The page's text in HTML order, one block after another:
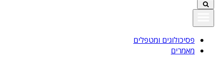
פסיכולוגים ומטפלים
מאמרים